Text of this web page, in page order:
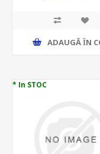
ADAUGĂ ȊN
* In STOC